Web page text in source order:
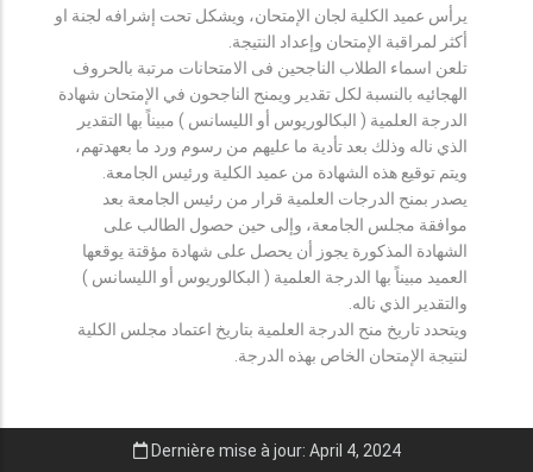
يرأس عميد الكلية لجان الإمتحان، ويشكل تحت إشرافه لجنة او
أكثر لمراقبة الإمتحان وإعداد النتيجة.
تلعن اسماء الطلاب الناجحين فى الامتحانات مرتبة بالحروف
الهجائيه بالنسبة لكل تقدير ويمنح الناجحون في الإمتحان شهادة
الدرجة العلمية ( البكالوريوس أو الليسانس ) مبيناً بها التقدير
الذي ناله وذلك بعد تأدية ما عليهم من رسوم ورد ما بعهدتهم،
ويتم توقيع هذه الشهادة من عميد الكلية ورئيس الجامعة.
يصدر بمنح الدرجات العلمية قرار من رئيس الجامعة بعد
موافقة مجلس الجامعة، وإلى حين حصول الطالب على
الشهادة المذكورة يجوز أن يحصل على شهادة مؤقتة يوقعها
العميد مبيناً بها الدرجة العلمية ( البكالوريوس أو الليسانس )
والتقدير الذي ناله.
ويتحدد تاريخ منح الدرجة العلمية بتاريخ اعتماد مجلس الكلية
لنتيجة الإمتحان الخاص بهذه الدرجة.
Dernière mise à jour: April 4, 2024